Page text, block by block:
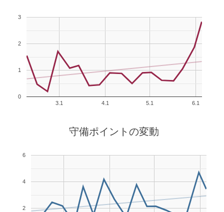
3.1 4.1 5.1 6.1
0
1
2
3
守備ポイントの変動
2
4
6